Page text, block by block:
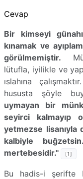
Cevap
Bir kimseyi
kınamak ve
görülmemiştir.
lütufla, iyilikle ve
ıslahına
hususta şöyle
uymayan bir
seyirci kalmayıp
yetmezse lisanıyla
kalbiyle
mertebesidir."
[1]
Bu hadis-i